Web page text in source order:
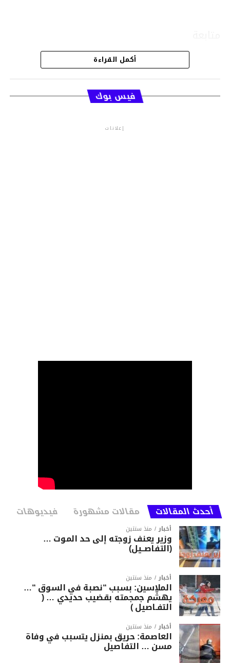
قسم الاخبار
أكمل القراءة
فيس بوك
إعلانات
أحدث المقالات مقالات مشهورة فيديوهات
أخبار منذ سنتين
وزير يعنف زوجته إلى حد الموت …
(التفاصــيل)
أخبار منذ سنتين
الملاسين: بسبب “نصبة في السوق “…
يهشّم جمجمته بقضيب حديدي … (
التفـاصيل )
أخبار منذ سنتين
العاصمة: حريق بمنزل يتسبب في وفاة
مسن … التفاصيل